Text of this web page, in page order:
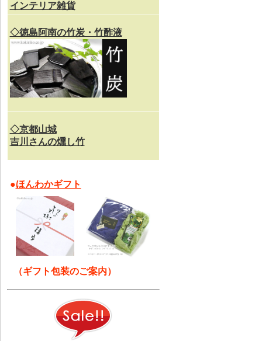
インテリア雑貨
◇徳島阿南の竹炭・竹酢液
◇京都山城
吉川さんの燻し竹
●ほんわかギフト
（ギフト包装のご案内）